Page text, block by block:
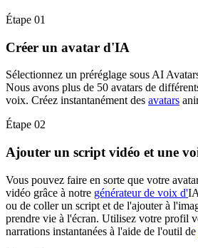
Étape 01
Créer un avatar d'IA
Sélectionnez un préréglage sous AI
Nous avons plus de 50 avatars de
voix. Créez instantanément des avatars
Étape 02
Ajouter un script vidéo et une
Vous pouvez faire en sorte que votre
vidéo grâce à notre générateur de voix d'
ou de coller un script et de l'ajouter à
prendre vie à l'écran. Utilisez votre profil
narrations instantanées à l'aide de l'outil de